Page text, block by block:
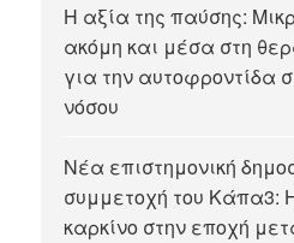
Η αξία της παύσης:
ακόμη και μέσα στη
για την αυτοφροντίδα
νόσου
Νέα επιστημονική
συμμετοχή του Κάπα3:
καρκίνο στην εποχή